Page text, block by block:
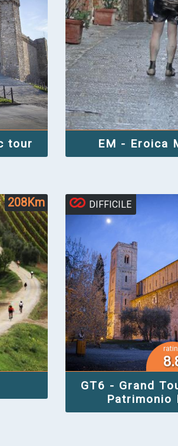
tour EM - Eroica
208Km DIFFICILE
GT6 - Grand
Patrimonio